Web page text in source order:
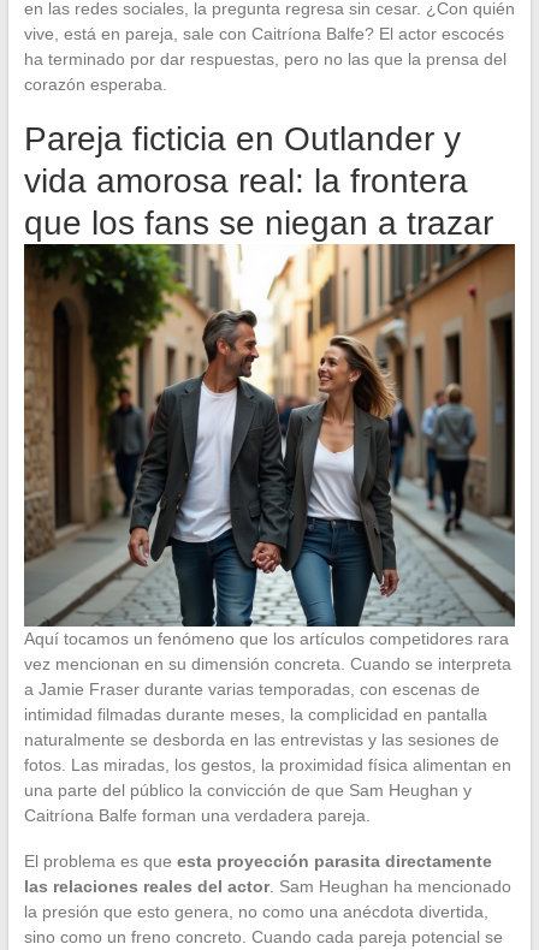
en las redes sociales, la pregunta regresa sin cesar. ¿Con quién
vive, está en pareja, sale con Caitríona Balfe? El actor escocés
ha terminado por dar respuestas, pero no las que la prensa del
corazón esperaba.
Pareja ficticia en Outlander y
vida amorosa real: la frontera
que los fans se niegan a trazar
Aquí tocamos un fenómeno que los artículos competidores rara
vez mencionan en su dimensión concreta. Cuando se interpreta
a Jamie Fraser durante varias temporadas, con escenas de
intimidad filmadas durante meses, la complicidad en pantalla
naturalmente se desborda en las entrevistas y las sesiones de
fotos. Las miradas, los gestos, la proximidad física alimentan en
una parte del público la convicción de que Sam Heughan y
Caitríona Balfe forman una verdadera pareja.
El problema es que esta proyección parasita directamente
las relaciones reales del actor. Sam Heughan ha mencionado
la presión que esto genera, no como una anécdota divertida,
sino como un freno concreto. Cuando cada pareja potencial se